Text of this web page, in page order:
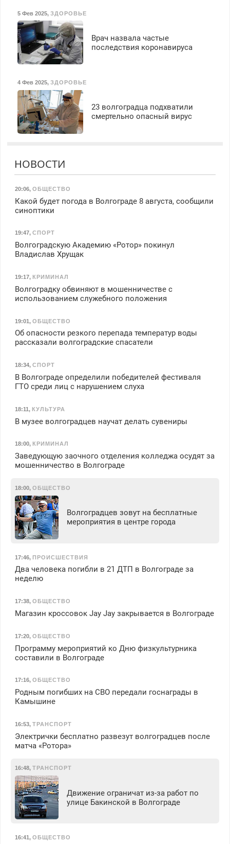
5 Фев 2025, ЗДОРОВЬЕ
Врач назвала частые
последствия коронавируса
4 Фев 2025, ЗДОРОВЬЕ
23 волгоградца подхватили
смертельно опасный вирус
НОВОСТИ
20:06, ОБЩЕСТВО
Какой будет погода в Волгограде 8 августа, сообщили
синоптики
19:47, СПОРТ
Волгоградскую Академию «Ротор» покинул
Владислав Хрущак
19:17, КРИМИНАЛ
Волгоградку обвиняют в мошенничестве с
использованием служебного положения
19:01, ОБЩЕСТВО
Об опасности резкого перепада температур воды
рассказали волгоградские спасатели
18:34, СПОРТ
В Волгограде определили победителей фестиваля
ГТО среди лиц с нарушением слуха
18:11, КУЛЬТУРА
В музее волгоградцев научат делать сувениры
18:00, КРИМИНАЛ
Заведующую заочного отделения колледжа осудят за
мошенничество в Волгограде
18:00, ОБЩЕСТВО
Волгоградцев зовут на бесплатные
мероприятия в центре города
17:46, ПРОИСШЕСТВИЯ
Два человека погибли в 21 ДТП в Волгограде за
неделю
17:38, ОБЩЕСТВО
Магазин кроссовок Jay Jay закрывается в Волгограде
17:20, ОБЩЕСТВО
Программу мероприятий ко Дню физкультурника
составили в Волгограде
17:16, ОБЩЕСТВО
Родным погибших на СВО передали госнаграды в
Камышине
16:53, ТРАНСПОРТ
Электрички бесплатно развезут волгоградцев после
матча «Ротора»
16:48, ТРАНСПОРТ
Движение ограничат из-за работ по
улице Бакинской в Волгограде
16:41, ОБЩЕСТВО